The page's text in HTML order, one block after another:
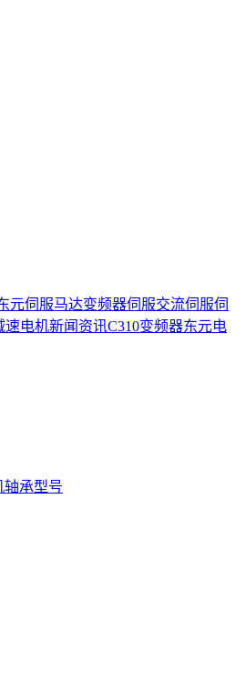
元伺服马达变频器伺服交流伺服伺
速电机新闻资讯C310变频器东元电
轴承型号